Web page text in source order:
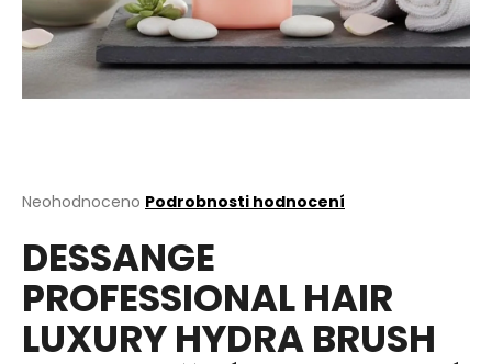
Průměrné
produktu
je
0,0
5
hvězdiček.
Neohodnoceno Podrobnosti hodnocení
DESSANGE
PROFESSIONAL HAIR
LUXURY HYDRA BRUSH
a
j
í
HLEDAT
D